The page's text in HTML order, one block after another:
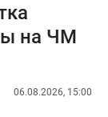
на ЧМ
06.08.2026, 15:00